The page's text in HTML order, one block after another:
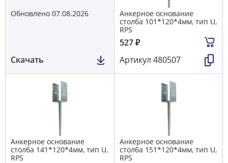
Обновлено 07.08.2026
Скачать
Анкерное основание
столба 101*120*4мм, тип U,
RPS
527₽
Артикул 480507
Анкерное основание
столба 141*120*4мм, тип U,
RPS
Анкерное основание
столба 151*120*4мм, тип U,
RPS